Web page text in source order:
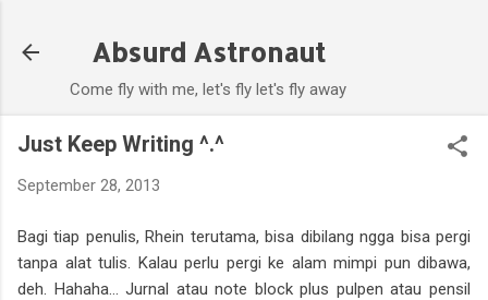
Absurd Astronaut
Come fly with me, let's fly let's fly away
Just Keep Writing ^.^
September 28, 2013
Bagi tiap penulis, Rhein terutama, bisa dibilang ngga bisa pergi
tanpa alat tulis. Kalau perlu pergi ke alam mimpi pun dibawa,
deh. Hahaha... Jurnal atau note block plus pulpen atau pensil